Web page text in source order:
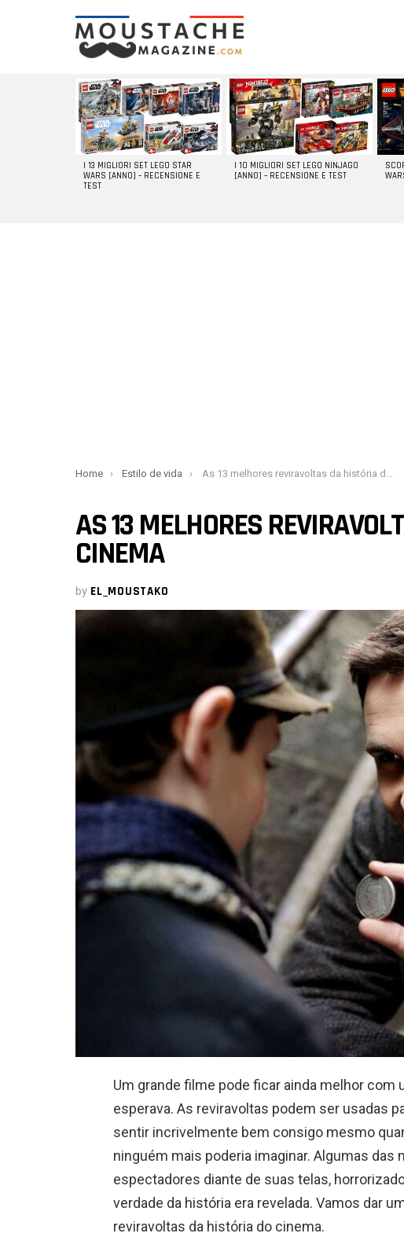
LATEST
STORIES
I 13 MIGLIORI SET LEGO STAR
WARS [ANNO] – RECENSIONE E
TEST
I 10 MIGLIORI SET LEGO NINJAGO
[ANNO] – RECENSIONE E TEST
You are here:
Home Estilo de vida As 13 melhores reviravoltas da história do cinema
AS 13 MELHORES
CINEMA
by EL_MOUSTAKO
Um grande filme pode ficar ainda melhor com
esperava. As reviravoltas podem ser usadas
sentir incrivelmente bem consigo mesmo
ninguém mais poderia imaginar. Algumas das
espectadores diante de suas telas,
verdade da história era revelada. Vamos dar
reviravoltas da história do cinema.